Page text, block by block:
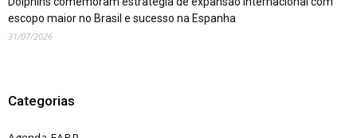
escopo maior no Brasil e sucesso na Espanha
31/07/2026
Categorias